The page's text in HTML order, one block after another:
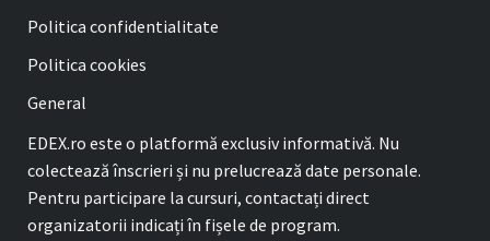
Politica confidentialitate
Politica cookies
General
EDEX.ro este o platformă exclusiv informativă. Nu
colectează înscrieri și nu prelucrează date personale.
Pentru participare la cursuri, contactați direct
organizatorii indicați în fișele de program.